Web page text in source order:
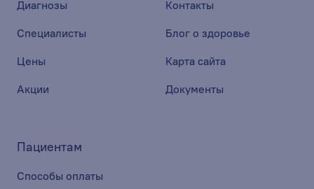
Диагнозы
Специалисты
Цены
Акции
Контакты
Блог о здоровье
Карта сайта
Документы
Пациентам
Способы оплаты